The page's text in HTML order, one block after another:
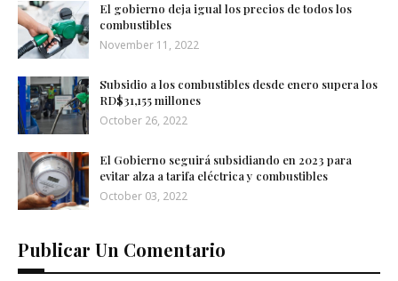
El gobierno deja igual los precios de todos los
combustibles
November 11, 2022
Subsidio a los combustibles desde enero supera los
RD$31,155 millones
October 26, 2022
El Gobierno seguirá subsidiando en 2023 para
evitar alza a tarifa eléctrica y combustibles
October 03, 2022
Publicar Un Comentario